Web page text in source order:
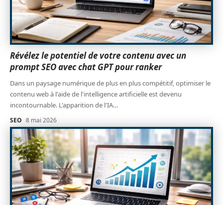
Révélez le potentiel de votre contenu avec un
prompt SEO avec chat GPT pour ranker
Dans un paysage numérique de plus en plus compétitif, optimiser le
contenu web à l'aide de l'intelligence artificielle est devenu
incontournable. L'apparition de l'IA…
SEO 8 mai 2026